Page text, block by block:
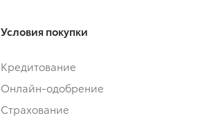
Условия покупки
Кредитование
Онлайн-одобрение
Страхование